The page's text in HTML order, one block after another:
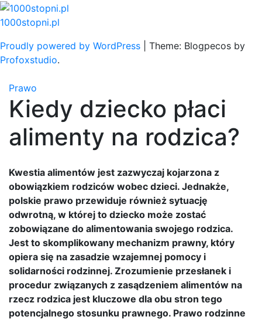
Skip
to
1000stopni.pl
Proudly powered by WordPress
Theme: Blogpecos by
Profoxstudio.
Prawo
Kiedy dziecko płaci
alimenty na rodzica?
Kwestia alimentów jest zazwyczaj kojarzona z
obowiązkiem rodziców wobec dzieci. Jednakże,
polskie prawo przewiduje również sytuację
odwrotną, w której to dziecko może zostać
zobowiązane do alimentowania swojego rodzica.
Jest to skomplikowany mechanizm prawny, który
opiera się na zasadzie wzajemnej pomocy i
solidarności rodzinnej. Zrozumienie przesłanek i
procedur związanych z zasądzeniem alimentów na
rzecz rodzica jest kluczowe dla obu stron tego
potencjalnego stosunku prawnego. Prawo rodzinne